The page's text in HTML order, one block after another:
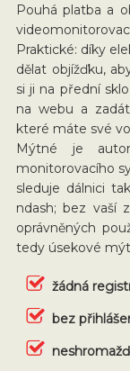
Pouhá platba a
Praktické: díky
dělat objížďku,
si ji na přední
na webu a
které máte své
Mýtné je
monitorovacího
sleduje dálnici
ndash; bez vaší
oprávněných
tedy úsekové
žádná
bez